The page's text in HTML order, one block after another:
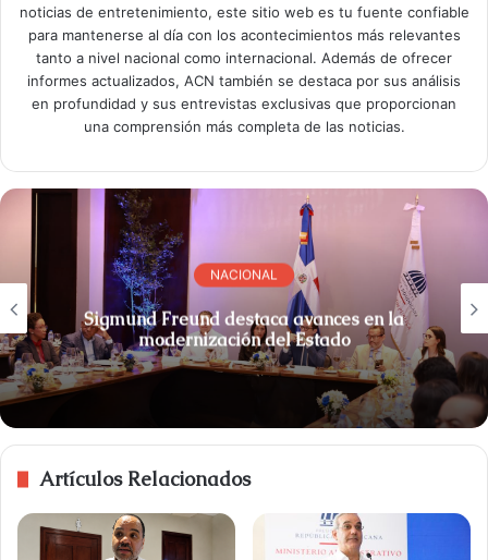
noticias de entretenimiento, este sitio web es tu fuente confiable
para mantenerse al día con los acontecimientos más relevantes
tanto a nivel nacional como internacional. Además de ofrecer
informes actualizados, ACN también se destaca por sus análisis
en profundidad y sus entrevistas exclusivas que proporcionan
una comprensión más completa de las noticias.
NACIONAL
Sigmund Freund destaca avances en la
modernización del Estado
Artículos Relacionados